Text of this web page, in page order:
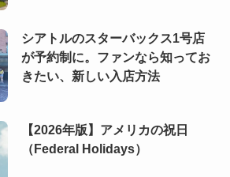
シアトルのスターバックス1号店
が予約制に。ファンなら知ってお
きたい、新しい入店方法
【2026年版】アメリカの祝日
（Federal Holidays）